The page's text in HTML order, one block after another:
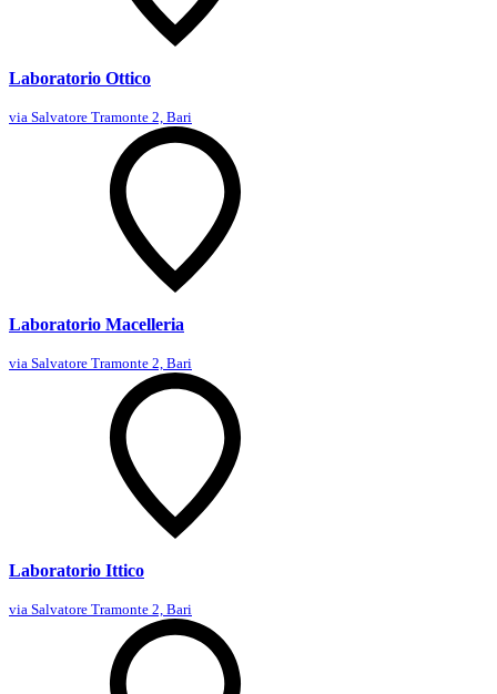
Laboratorio Ottico
via Salvatore Tramonte 2, Bari
Laboratorio Macelleria
via Salvatore Tramonte 2, Bari
Laboratorio Ittico
via Salvatore Tramonte 2, Bari